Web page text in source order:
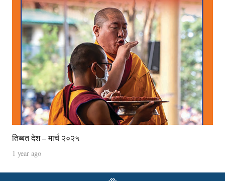
तिब्बत देश – मार्च २०२५
1 year ago